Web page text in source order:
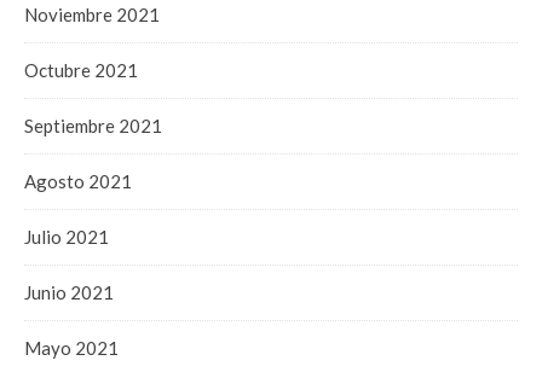
Noviembre 2021
Octubre 2021
Septiembre 2021
Agosto 2021
Julio 2021
Junio 2021
Mayo 2021